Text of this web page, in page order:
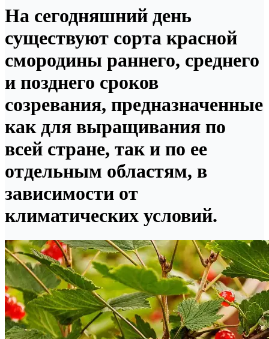
На сегодняшний день
существуют сорта красной
смородины раннего, среднего
и позднего сроков
созревания, предназначенные
как для выращивания по
всей стране, так и по ее
отдельным областям, в
зависимости от
климатических условий.